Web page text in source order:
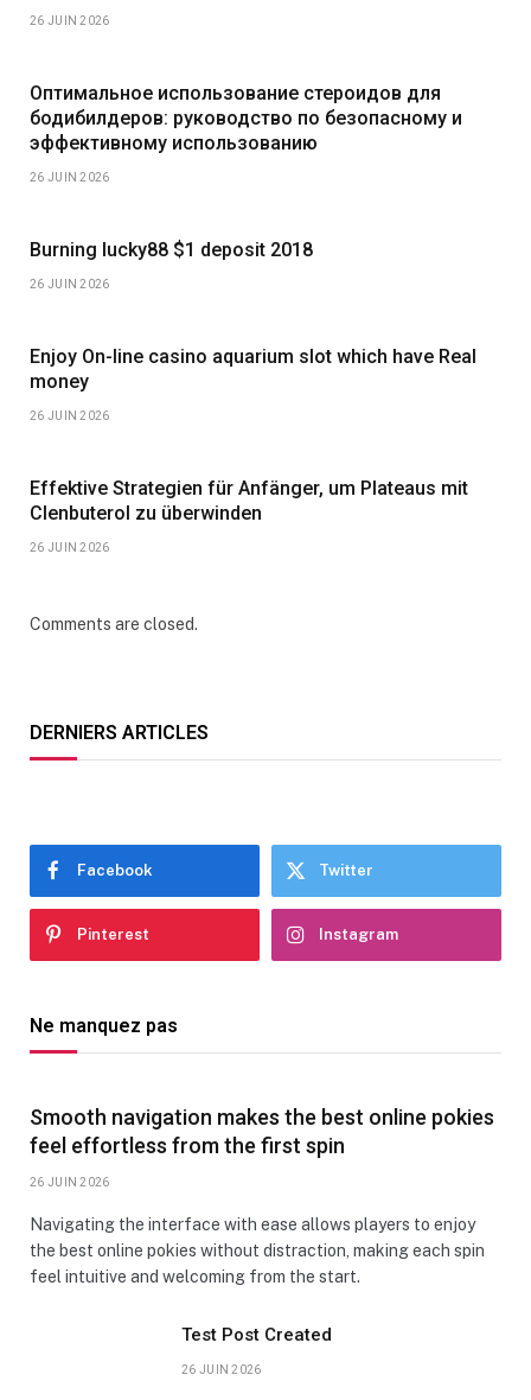
26 JUIN 2026
Оптимальное использование стероидов для
бодибилдеров: руководство по безопасному и
эффективному использованию
26 JUIN 2026
Burning lucky88 $1 deposit 2018
26 JUIN 2026
Enjoy On-line casino aquarium slot which have Real
money
26 JUIN 2026
Effektive Strategien für Anfänger, um Plateaus mit
Clenbuterol zu überwinden
26 JUIN 2026
Comments are closed.
DERNIERS ARTICLES
Facebook Twitter
Pinterest Instagram
Ne manquez pas
Smooth navigation makes the best online pokies
feel effortless from the first spin
26 JUIN 2026
Navigating the interface with ease allows players to enjoy
the best online pokies without distraction, making each spin
feel intuitive and welcoming from the start.
Test Post Created
26 JUIN 2026